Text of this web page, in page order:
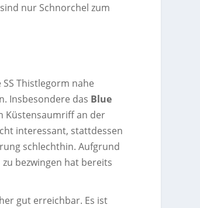
nur Schnorchel zum
Thistlegorm nahe
Insbesondere das Blue
Küstensaumriff an der
interessant, stattdessen
schlechthin. Aufgrund
bezwingen hat bereits
gut erreichbar. Es ist